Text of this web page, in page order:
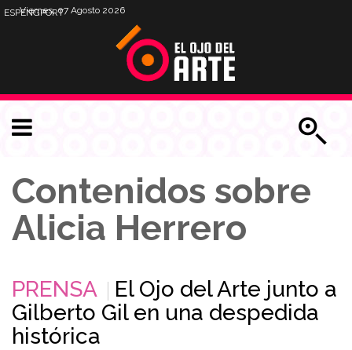
Viernes, 07 Agosto 2026
ESPENGPORT
Contenidos sobre
Alicia Herrero
PRENSA
El Ojo del Arte junto a
Gilberto Gil en una despedida
histórica